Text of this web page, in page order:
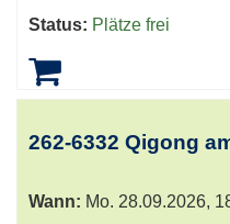
Status: Plätze frei
262-6332 Qigong
Wann: Mo. 28.09.2026,